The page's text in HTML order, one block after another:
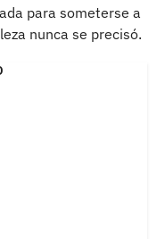
para someterse a
nunca se precisó.